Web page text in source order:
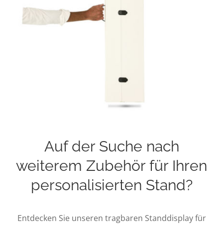
Auf der Suche nach
weiterem Zubehör für Ihren
personalisierten Stand?
Entdecken Sie unseren tragbaren Standdisplay für